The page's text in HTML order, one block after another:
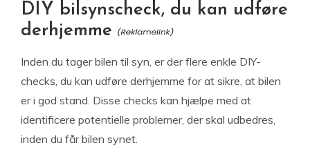
DIY bilsynscheck, du kan udføre
derhjemme
Inden du tager bilen til syn, er der flere enkle DIY-
checks, du kan udføre derhjemme for at sikre, at bilen
er i god stand. Disse checks kan hjælpe med at
identificere potentielle problemer, der skal udbedres,
inden du får bilen synet.